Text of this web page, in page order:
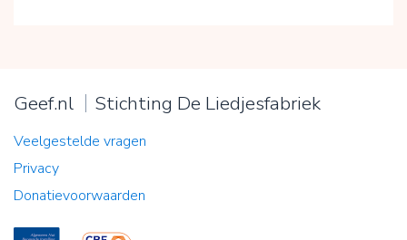
Geef.nl Stichting De Liedjesfabriek
Veelgestelde vragen
Privacy
Donatievoorwaarden